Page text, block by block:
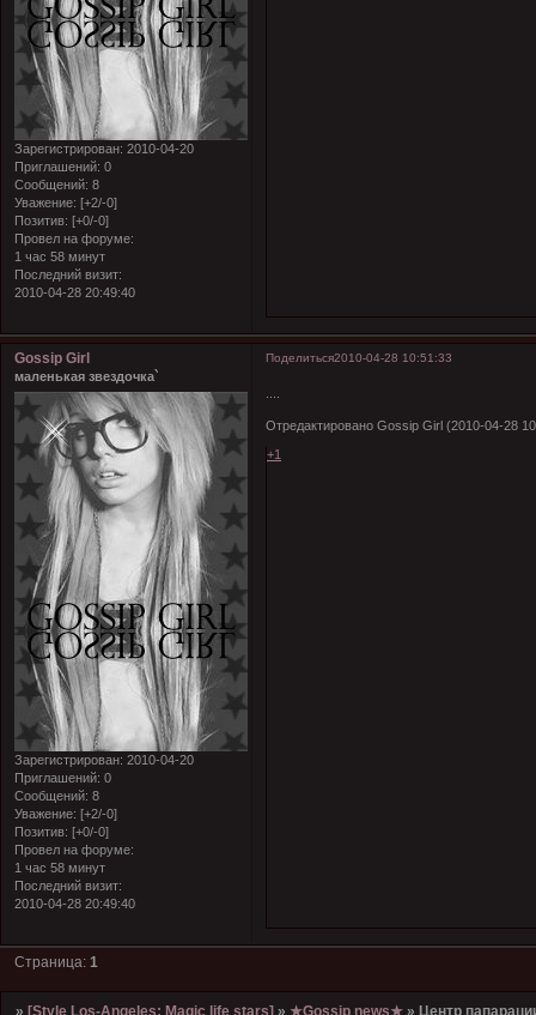
Зарегистрирован: 2010-04-20
Приглашений: 0
Сообщений: 8
Уважение: [+2/-0]
Позитив: [+0/-0]
Провел на форуме:
1 час 58 минут
Последний визит:
2010-04-28 20:49:40
Поделиться2010-04-28 10:51:33
Gossip Girl
маленькая звездочка`
Зарегистрирован: 2010-04-20
Приглашений: 0
Сообщений: 8
Уважение: [+2/-0]
Позитив: [+0/-0]
Провел на форуме:
1 час 58 минут
Последний визит:
2010-04-28 20:49:40
Отредактировано Gossip Girl (2010-04-28
+1
Страница: 1